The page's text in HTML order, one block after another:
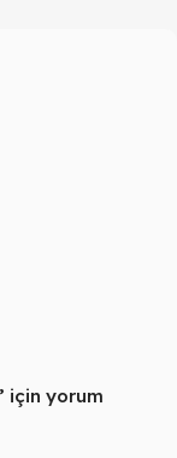
için yorum